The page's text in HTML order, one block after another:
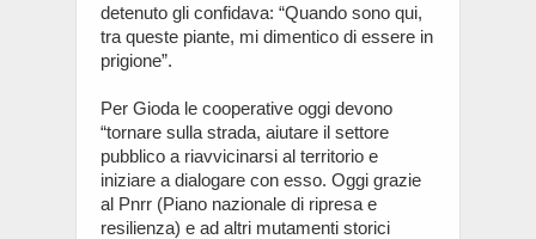
detenuto gli confidava: “Quando sono qui,
tra queste piante, mi dimentico di essere in
prigione”.
Per Gioda le cooperative oggi devono
“tornare sulla strada, aiutare il settore
pubblico a riavvicinarsi al territorio e
iniziare a dialogare con esso. Oggi grazie
al Pnrr (Piano nazionale di ripresa e
resilienza) e ad altri mutamenti storici